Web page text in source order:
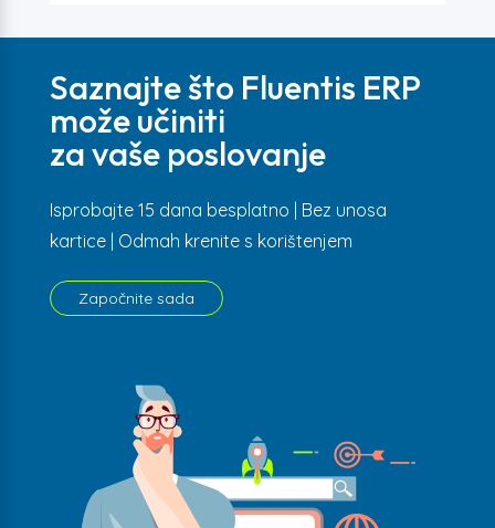
Saznajte što Fluentis ERP
može učiniti
za vaše poslovanje
Isprobajte 15 dana besplatno | Bez unosa
kartice | Odmah krenite s korištenjem
Započnite sada